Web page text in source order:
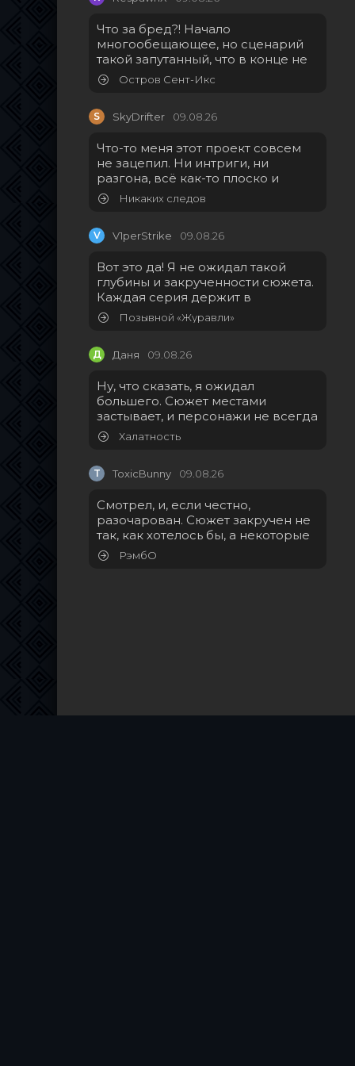
Что за бред?! Начало
многообещающее, но сценарий
такой запутанный, что в конце не
Остров Сент-Икс
S SkyDrifter 09.08.26
Что-то меня этот проект совсем
не зацепил. Ни интриги, ни
разгона, всё как-то плоско и
Никаких следов
V V1perStrike 09.08.26
Вот это да! Я не ожидал такой
глубины и закрученности сюжета.
Каждая серия держит в
Позывной «Журавли»
Д Даня 09.08.26
Ну, что сказать, я ожидал
большего. Сюжет местами
застывает, и персонажи не всегда
Халатность
T ToxicBunny 09.08.26
Смотрел, и, если честно,
разочарован. Сюжет закручен не
так, как хотелось бы, а некоторые
РэмбО